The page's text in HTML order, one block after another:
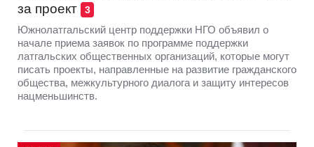
за проект
3
Южнолатгальский центр поддержки НГО объявил о
начале приема заявок по программе поддержки
латгальских общественных организаций, которые могут
писать проекты, направленные на развитие гражданского
общества, межкультурного диалога и защиту интересов
нацменьшинств.